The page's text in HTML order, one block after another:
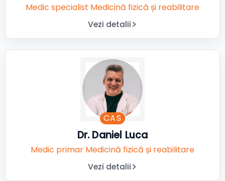
Medic specialist Medicină fizică și reabilitare
Vezi detalii
CAS
Dr. Daniel Luca
Medic primar Medicină fizică și reabilitare
Vezi detalii